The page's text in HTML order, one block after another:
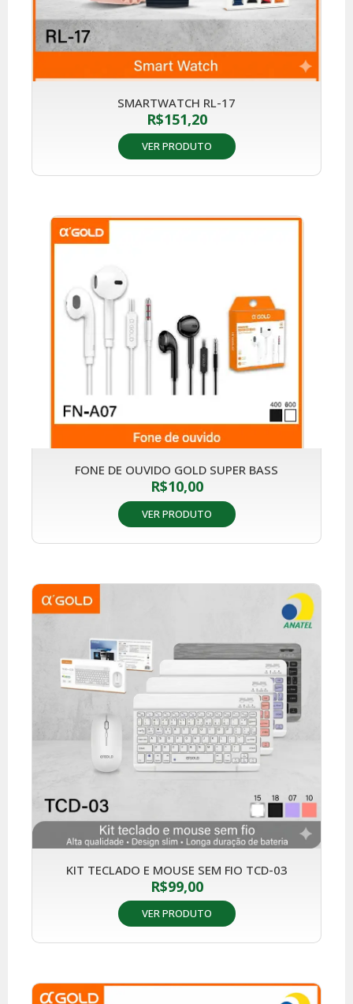
SMARTWATCH RL-17
R$151,20
VER PRODUTO
FONE DE OUVIDO GOLD SUPER BASS
R$10,00
VER PRODUTO
KIT TECLADO E MOUSE SEM FIO TCD-03
R$99,00
VER PRODUTO